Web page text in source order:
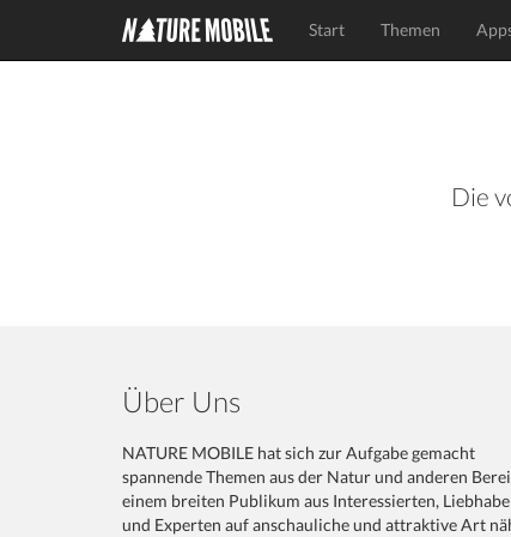
Start Themen
Die
Über Uns
NATURE MOBILE hat sich zur Aufgabe gemacht
spannende Themen aus der Natur und anderen
einem breiten Publikum aus Interessierten,
und Experten auf anschauliche und attraktive Art